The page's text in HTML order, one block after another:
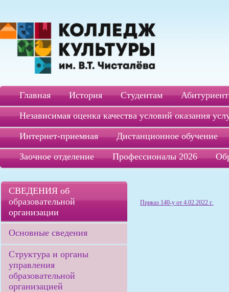
Главная История Студентам
Независимая оценка качества условий оказания
Интернет-приемная
Дистанционное обучение
Заочное отделение
Профессионалы 2026
СВЕДЕНИЯ об
образовательной
организации
Основные сведения
Структура и органы
управления
образовательной
организацией
Приказ 140-у от 4.02.2022 г.